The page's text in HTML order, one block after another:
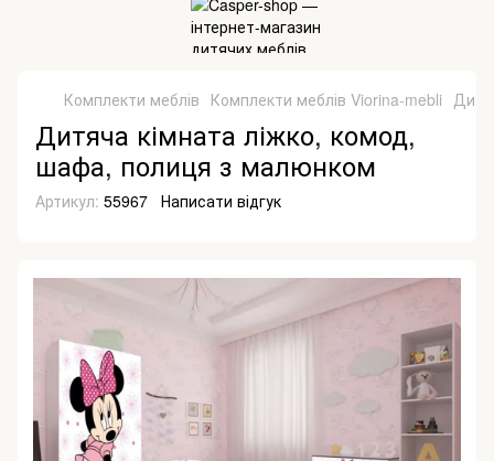
Комплекти меблів Комплекти меблів Viorina-mebli
Дитяча кімната ліжко, комод,
шафа, полиця з малюнком
Артикул: 55967 Написати відгук